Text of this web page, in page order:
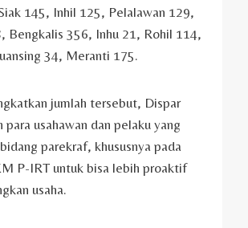
145, Inhil 125, Pelalawan 129,
Bengkalis 356, Inhu 21, Rohil 114,
34, Meranti 175.
jumlah tersebut, Dispar
para usahawan dan pelaku yang
parekraf, khususnya pada
P-IRT untuk bisa lebih proaktif
usaha.